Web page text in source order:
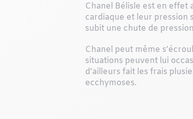
Chanel Bélisle est en effet
cardiaque et leur pression
subit une chute de
Chanel peut même
situations peuvent lui
d’ailleurs fait les frais
ecchymoses.